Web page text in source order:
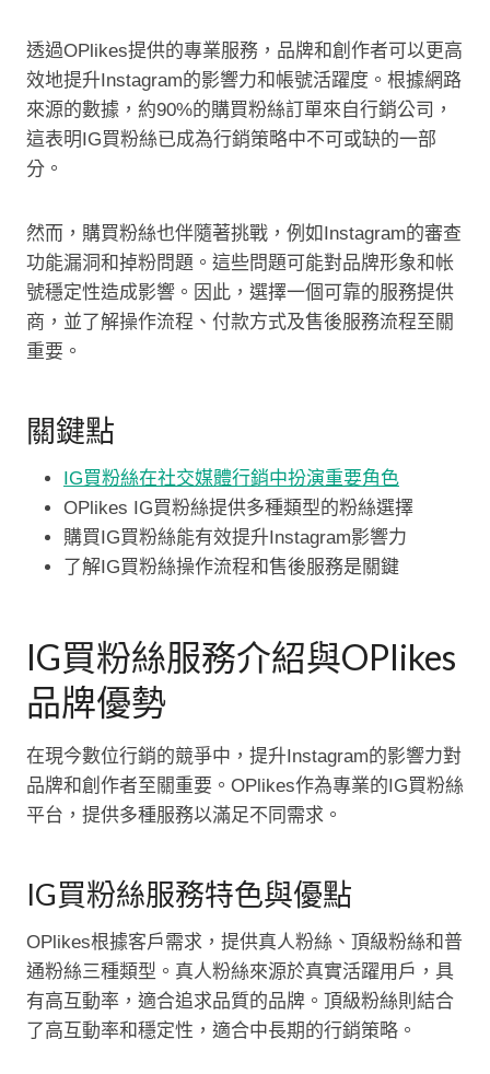
透過OPlikes提供的專業服務，品牌和創作者可以更高
效地提升Instagram的影響力和帳號活躍度。根據網路
來源的數據，約90%的購買粉絲訂單來自行銷公司，
這表明IG買粉絲已成為行銷策略中不可或缺的一部
分。
然而，購買粉絲也伴隨著挑戰，例如Instagram的審查
功能漏洞和掉粉問題。這些問題可能對品牌形象和帐
號穩定性造成影響。因此，選擇一個可靠的服務提供
商，並了解操作流程、付款方式及售後服務流程至關
重要。
關鍵點
IG買粉絲在社交媒體行銷中扮演重要角色
OPlikes IG買粉絲提供多種類型的粉絲選擇
購買IG買粉絲能有效提升Instagram影響力
了解IG買粉絲操作流程和售後服務是關鍵
IG買粉絲服務介紹與OPlikes
品牌優勢
在現今數位行銷的競爭中，提升Instagram的影響力對
品牌和創作者至關重要。OPlikes作為專業的IG買粉絲
平台，提供多種服務以滿足不同需求。
IG買粉絲服務特色與優點
OPlikes根據客戶需求，提供真人粉絲、頂級粉絲和普
通粉絲三種類型。真人粉絲來源於真實活躍用戶，具
有高互動率，適合追求品質的品牌。頂級粉絲則結合
了高互動率和穩定性，適合中長期的行銷策略。